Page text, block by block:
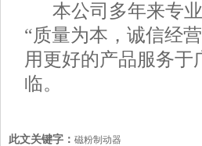
本公司多年来专业
“质量为本，诚信经
用更好的产品服务
临。
此文关键字： 磁粉制动器